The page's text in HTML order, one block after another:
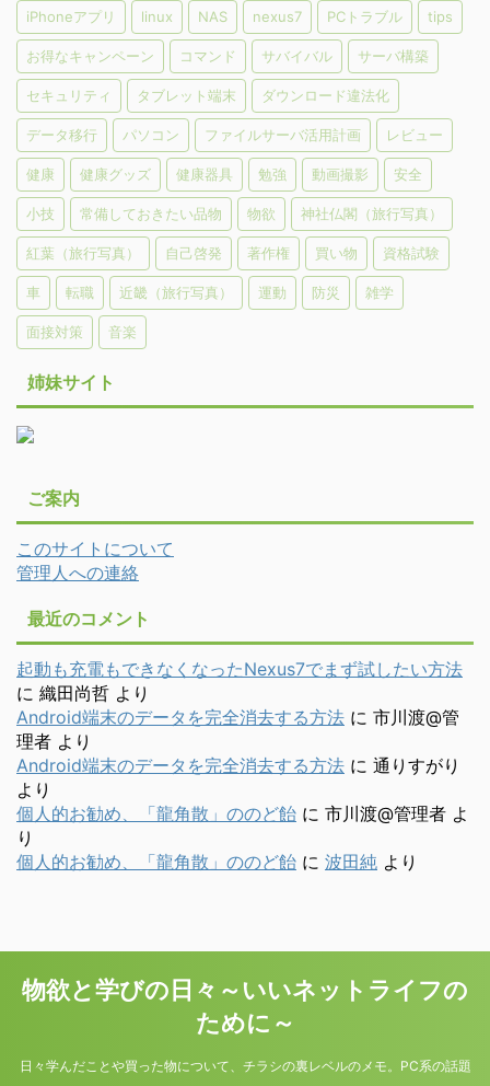
iPhoneアプリ linux NAS nexus7 PCトラブル tips
お得なキャンペーン コマンド サバイバル サーバ構築
セキュリティ タブレット端末 ダウンロード違法化
データ移行 パソコン ファイルサーバ活用計画 レビュー
健康 健康グッズ 健康器具 勉強 動画撮影 安全
小技 常備しておきたい品物 物欲 神社仏閣（旅行写真）
紅葉（旅行写真） 自己啓発 著作権 買い物 資格試験
車 転職 近畿（旅行写真） 運動 防災 雑学
面接対策 音楽
姉妹サイト
ご案内
このサイトについて
管理人への連絡
最近のコメント
起動も充電もできなくなったNexus7でまず試したい方法
に 織田尚哲 より
Android端末のデータを完全消去する方法 に 市川渡@管
理者 より
Android端末のデータを完全消去する方法 に 通りすがり
より
個人的お勧め、「龍角散」ののど飴 に 市川渡@管理者 よ
り
個人的お勧め、「龍角散」ののど飴 に 波田純 より
物欲と学びの日々～いいネットライフの
ために～
日々学んだことや買った物について、チラシの裏レベルのメモ。PC系の話題